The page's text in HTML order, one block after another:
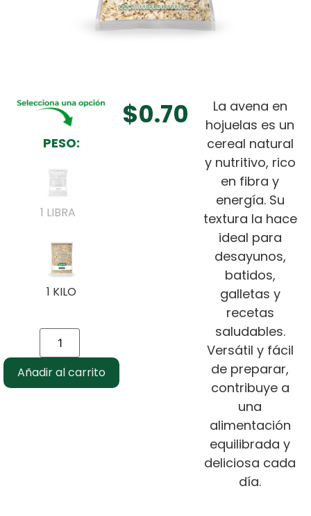
PESO:
1 LIBRA
1 KILO
Añadir al carrito
$0.70
La avena en
hojuelas es un
cereal natural
y nutritivo, rico
en fibra y
energía. Su
textura la hace
ideal para
desayunos,
batidos,
galletas y
recetas
saludables.
Versátil y fácil
de preparar,
contribuye a
una
alimentación
equilibrada y
deliciosa cada
día.